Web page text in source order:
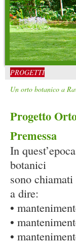
PROGETTI
Un orto botanico a
Progetto
Premessa
In
botanici
sono
a dire:
•
•
•